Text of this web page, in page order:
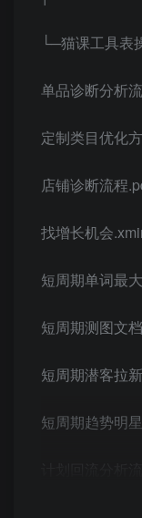
└─猫课工具表
单品诊断分析
定制类目优化
店铺诊断流程
找增长机会
短周期单词最
短周期测图文
短周期潜客拉
短周期趋势明